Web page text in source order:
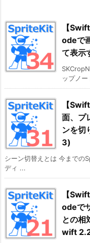
【
odeで
て表示
ップノ
【
面、プ
ンを切
3)
シーン切替えとは 今までの
ディ ...
【
odeで
との相
wift